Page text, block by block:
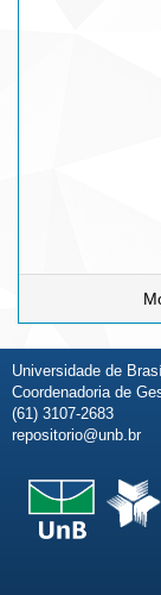
Universidade de
Coordenadoria de
(61) 3107-2683
repositorio@unb.br